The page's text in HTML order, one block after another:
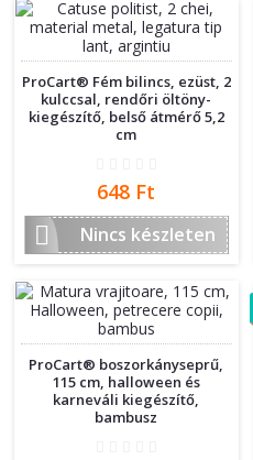
ProCart® Fém bilincs, ezüst, 2
kulccsal, rendőri öltöny-
kiegészítő, belső átmérő 5,2
cm
Ár
648 Ft
 Nincs készleten
ProCart® boszorkányseprű,
115 cm, halloween és
karneváli kiegészítő,
bambusz